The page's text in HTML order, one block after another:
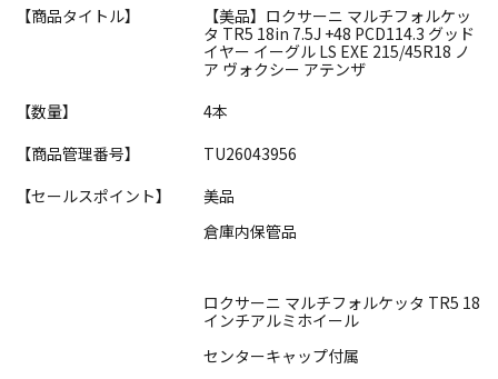
【商品タイトル】
【美品】ロクサーニ マルチフォルケッ
タ TR5 18in 7.5J +48 PCD114.3 グッド
イヤー イーグル LS EXE 215/45R18 ノ
ア ヴォクシー アテンザ
【数量】
4本
【商品管理番号】
TU26043956
【セールスポイント】
美品
倉庫内保管品
ロクサーニ マルチフォルケッタ TR5 18
インチアルミホイール
センターキャップ付属